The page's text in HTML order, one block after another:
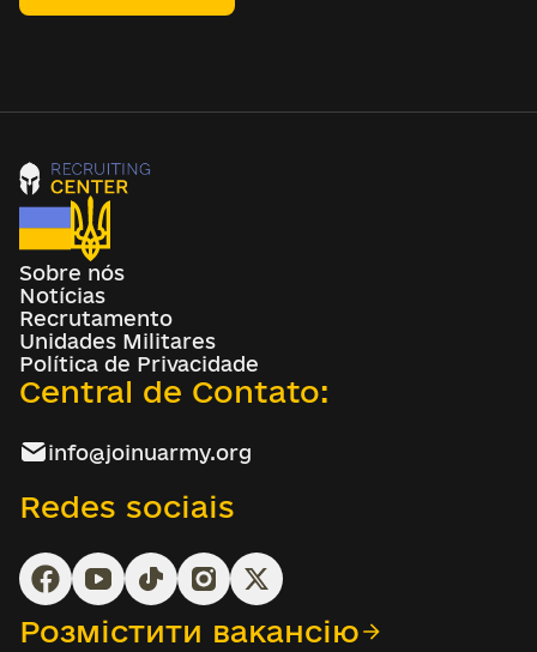
Sobre nós
Notícias
Recrutamento
Unidades Militares
Política de Privacidade
Central de Contato:
info@joinuarmy.org
Redes sociais
Розмістити вакансію